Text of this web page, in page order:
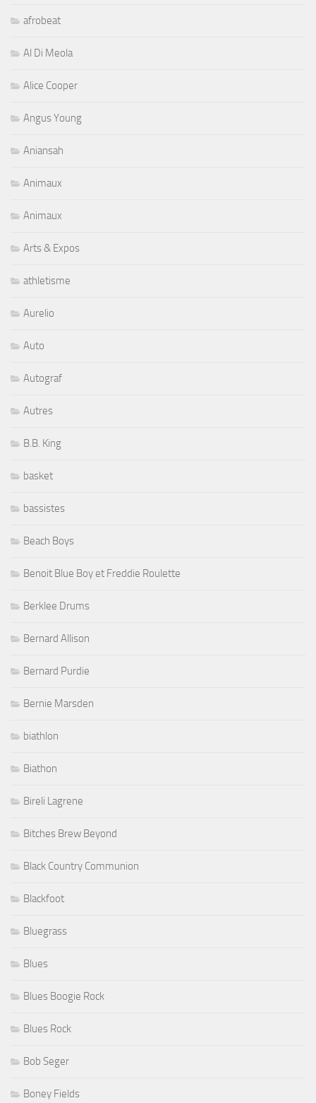
afrobeat
Al Di Meola
Alice Cooper
Angus Young
Aniansah
Animaux
Animaux
Arts & Expos
athletisme
Aurelio
Auto
Autograf
Autres
B.B. King
basket
bassistes
Beach Boys
Benoit Blue Boy et Freddie Roulette
Berklee Drums
Bernard Allison
Bernard Purdie
Bernie Marsden
biathlon
Biathon
Bireli Lagrene
Bitches Brew Beyond
Black Country Communion
Blackfoot
Bluegrass
Blues
Blues Boogie Rock
Blues Rock
Bob Seger
Boney Fields